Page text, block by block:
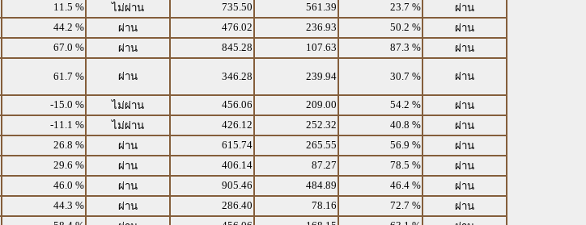
11.5 % ไม่ผ่าน 735.50 561.39 23.7 %
ผ่าน
44.2 % ผ่าน 476.02 236.93 50.2 %
ผ่าน
67.0 % ผ่าน 845.28 107.63 87.3 %
ผ่าน
61.7 % ผ่าน 346.28 239.94 30.7 % ผ่าน
-15.0 % ไม่ผ่าน 456.06 209.00 54.2 %
ผ่าน
-11.1 % ไม่ผ่าน 426.12 252.32 40.8 %
ผ่าน
26.8 % ผ่าน 615.74 265.55 56.9 %
ผ่าน
29.6 % ผ่าน 406.14 87.27 78.5 %
ผ่าน
46.0 % ผ่าน 905.46 484.89 46.4 %
ผ่าน
44.3 % ผ่าน 286.40 78.16 72.7 %
ผ่าน